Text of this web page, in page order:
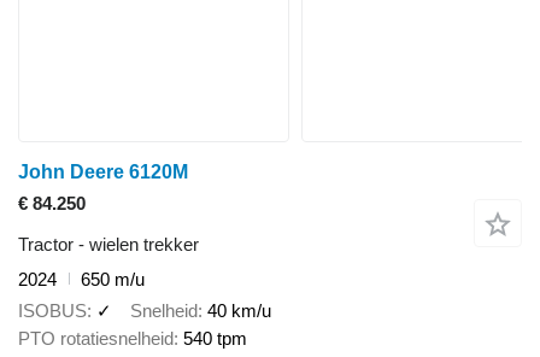
John Deere 6120M
€ 84.250
Tractor - wielen trekker
2024
650 m/u
ISOBUS ✓ Snelheid 40 km/u
PTO rotatiesnelheid 540 tpm